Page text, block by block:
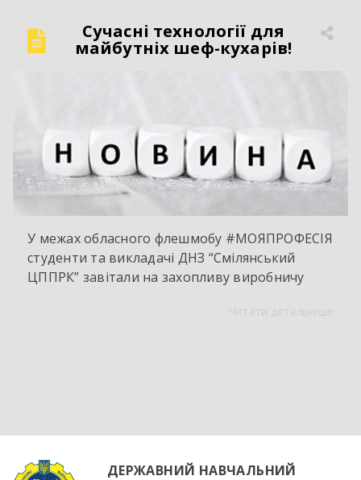
«просто крутити гайки». Це інтелектуальна
праця, комп’ютерна діагностика, знання
Сучасні технології для
майбутніх шеф-кухарів!
У межах обласного флешмобу #МОЯПРОФЕСІЯ
студенти та викладачі ДНЗ “Смілянський
ЦППРК” завітали на захопливу виробничу
НВК “Лідер”. Світлі кахлі, інноваційне
висококваліфікованих майбутніх фахівцях. […]
Читати детальніше
ДЕРЖАВНИЙ НАВЧАЛЬНИЙ